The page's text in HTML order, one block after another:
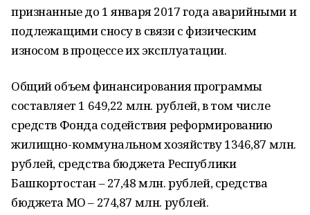
признанные до 1 января 2017 года аварийными и
подлежащими сносу в связи с физическим
износом в процессе их эксплуатации.
Общий объем финансирования программы
составляет 1 649,22 млн. рублей, в том числе
средств Фонда содействия реформированию
жилищно-коммунальном хозяйству 1346,87 млн.
рублей, средства бюджета Республики
Башкортостан – 27,48 млн. рублей, средства
бюджета МО – 274,87 млн. рублей.